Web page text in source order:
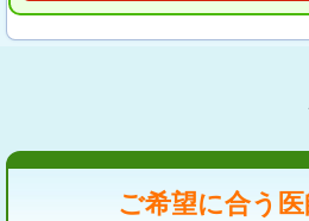
ご希望に合う